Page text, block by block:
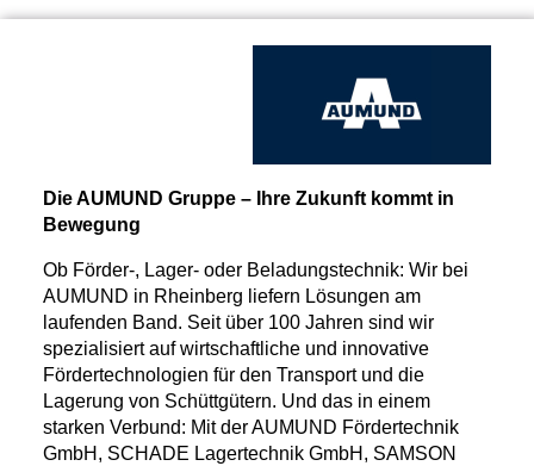
Die AUMUND Gruppe – Ihre Zukunft kommt in
Bewegung
Ob Förder-, Lager- oder Beladungstechnik: Wir bei
AUMUND in Rheinberg liefern Lösungen am
laufenden Band. Seit über 100 Jahren sind wir
spezialisiert auf wirtschaftliche und innovative
Fördertechnologien für den Transport und die
Lagerung von Schüttgütern. Und das in einem
starken Verbund: Mit der AUMUND Fördertechnik
GmbH, SCHADE Lagertechnik GmbH, SAMSON